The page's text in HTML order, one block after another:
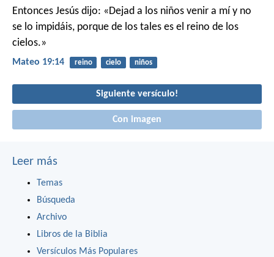
Entonces Jesús dijo: «Dejad a los niños venir a mí y no
se lo impidáis, porque de los tales es el reino de los
cielos.»
Mateo 19:14 reino cielo niños
Siguiente versículo!
Con imagen
Leer más
Temas
Búsqueda
Archivo
Libros de la Biblia
Versículos Más Populares